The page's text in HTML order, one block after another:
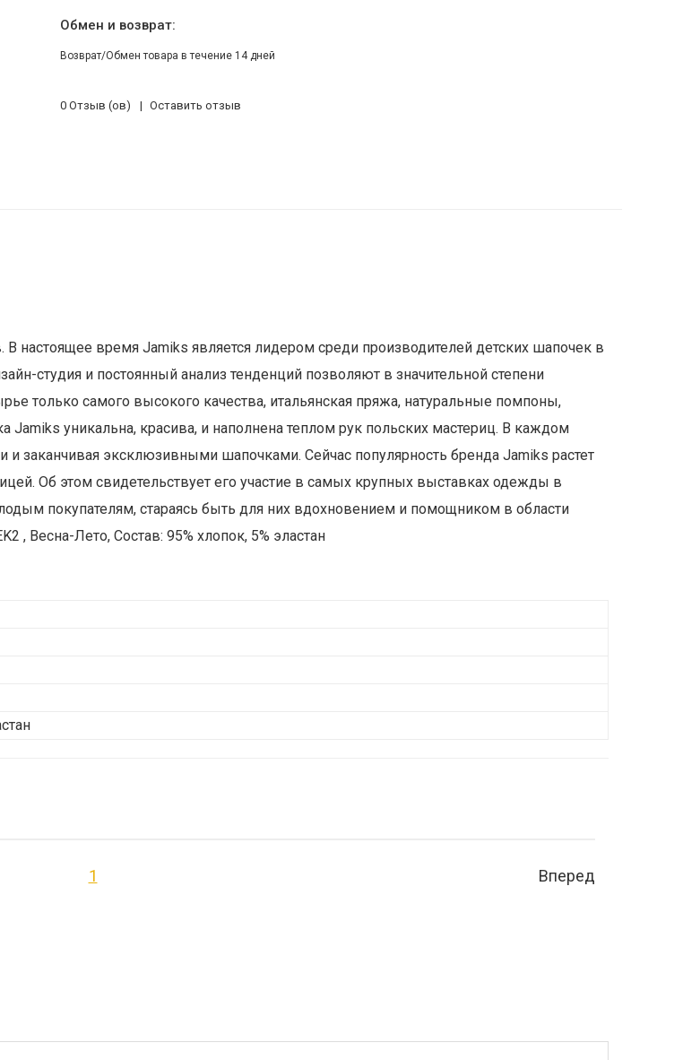
Обмен и возврат:
Возврат/Обмен товара в течение 14 дней
0 Отзыв (ов) Оставить отзыв
В настоящее время Jamiks является лидером среди производителей детских шапочек в
студия и постоянный анализ тенденций позволяют в значительной степени
только самого высокого качества, итальянская пряжа, натуральные помпоны,
уникальна, красива, и наполнена теплом рук польских мастериц. В каждом
и заканчивая эксклюзивными шапочками. Сейчас популярность бренда Jamiks растет
Об этом свидетельствует его участие в самых крупных выставках одежды в
покупателям, стараясь быть для них вдохновением и помощником в области
, Весна-Лето, Состав: 95% хлопок, 5% эластан
1 Вперед